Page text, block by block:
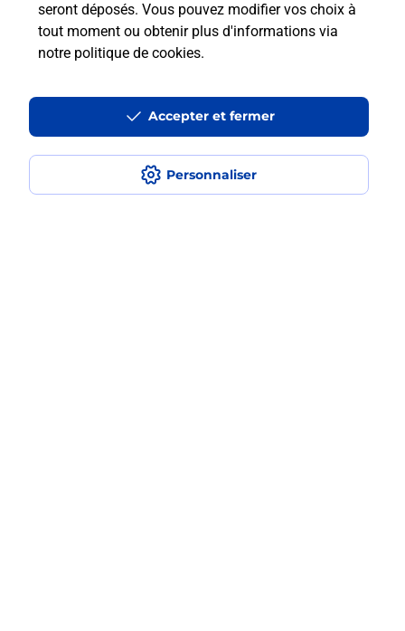
seront déposés. Vous pouvez modifier vos choix à
tout moment ou obtenir plus d'informations via
notre politique de cookies.
Personnaliser
Accepter et fermer
Est-ce que je peux bénéficier de la 5G
avec La Poste Mobile ?
Est-ce que je peux utiliser mon forfait
à l’étranger avec La Poste Mobile ?
Est-ce que je peux payer mon iPhone
en plusieurs fois avec La Poste Mobile